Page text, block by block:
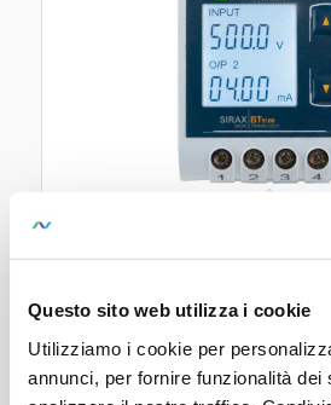
Questo sito web utilizza i cookie
Utilizziamo i cookie per
annunci, per fornire funzionalità dei